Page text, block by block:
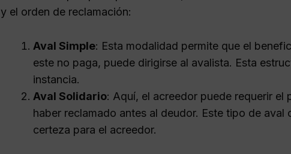
y el orden de reclamación:
Aval Simple: Esta modalidad permite que el
este no paga, puede dirigirse al avalista. Esta
instancia.
Aval Solidario: Aquí, el acreedor puede requerir
haber reclamado antes al deudor. Este tipo de
certeza para el acreedor.